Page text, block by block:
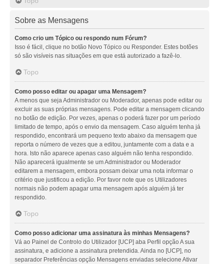
Sobre as Mensagens
Como crio um Tópico ou respondo num Fórum?
Isso é fácil, clique no botão Novo Tópico ou Responder. Estes botões
só são visíveis nas situações em que está autorizado a fazê-lo.
Topo
Como posso editar ou apagar uma Mensagem?
A menos que seja Administrador ou Moderador, apenas pode editar ou
excluir as suas próprias mensagens. Pode editar a mensagem clicando
no botão de edição. Por vezes, apenas o poderá fazer por um período
limitado de tempo, após o envio da mensagem. Caso alguém tenha já
respondido, encontrará um pequeno texto abaixo da mensagem que
reporta o número de vezes que a editou, juntamente com a data e a
hora. Isto não aparece apenas caso alguém não tenha respondido.
Não aparecerá igualmente se um Administrador ou Moderador
editarem a mensagem, embora possam deixar uma nota informar o
critério que justificou a edição. Por favor note que os Utilizadores
normais não podem apagar uma mensagem após alguém já ter
respondido.
Topo
Como posso adicionar uma assinatura às minhas Mensagens?
Vá ao Painel de Controlo do Utilizador [UCP] aba Perfil opção A sua
assinatura, e adicione a assinatura pretendida. Ainda no [UCP], no
separador Preferências opção Mensagens enviadas selecione Ativar